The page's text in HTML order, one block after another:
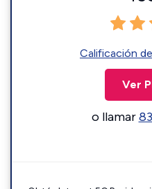
Calificación
Ver
o llamar